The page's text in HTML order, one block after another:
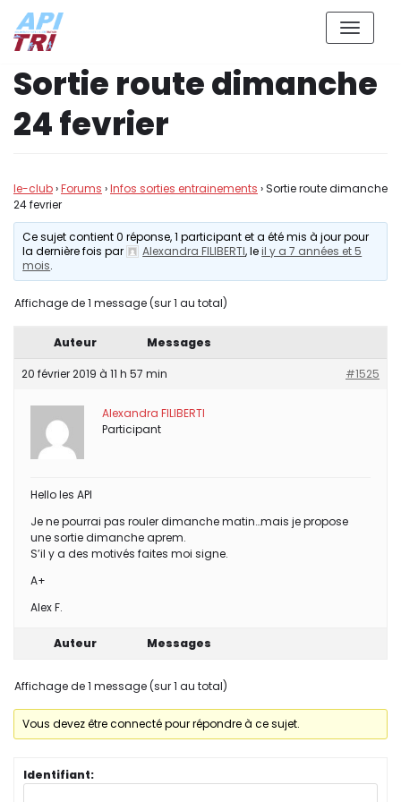
Aller
au
contenu
Sortie route dimanche
24 fevrier
le-club›Forums ›Infos sorties entrainements ›Sortie route dimanche
24 fevrier
Ce sujet contient 0 réponse, 1 participant et a été mis à jour pour
la dernière fois par
Alexandra FILIBERTI, leil y a 7 années et 5
mois.
Affichage de 1 message (sur 1 au total)
Auteur Messages
20 février 2019 à 11 h 57 min #1525
Alexandra FILIBERTI
Participant
Hello les API
Je ne pourrai pas rouler dimanche matin…mais je propose
une sortie dimanche aprem.
S’il y a des motivés faites moi signe.
A+
Alex F.
Auteur Messages
Affichage de 1 message (sur 1 au total)
Vous devez être connecté pour répondre à ce sujet.
Identifiant: